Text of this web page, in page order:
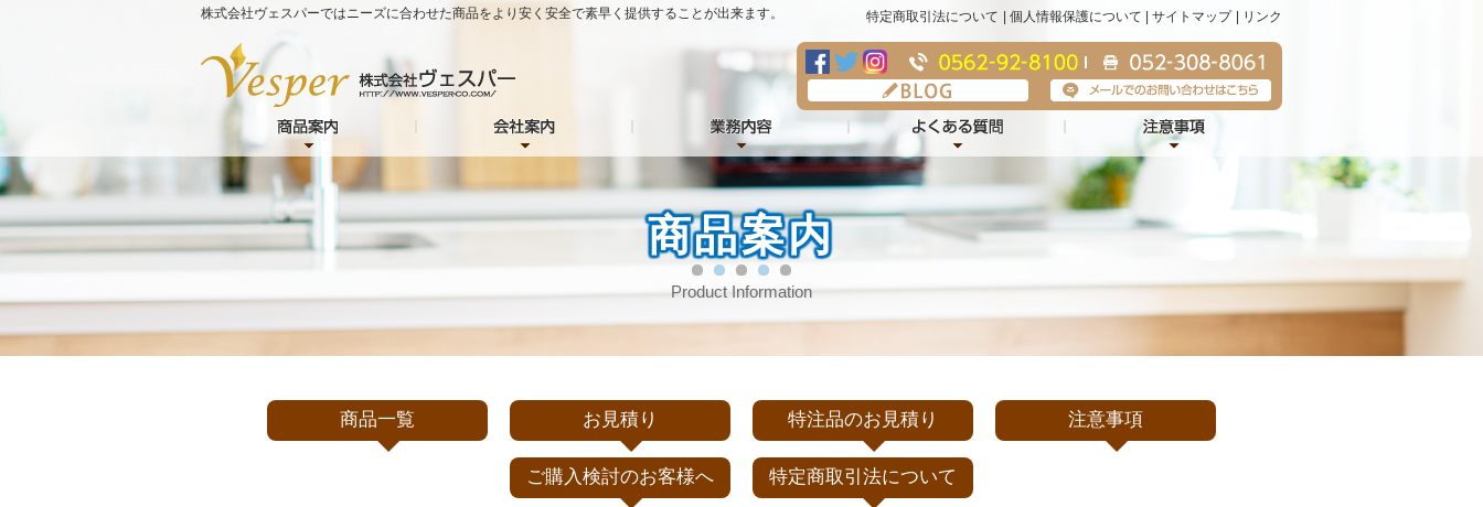
株式会社ヴェスパーではニーズに合わせた商品をより安く安全で素早く提供することが出来ます。 特定商取引法について 個人情報保護について サイトマップ リンク
商品案内
Product Information
商品一覧 お見積り 特注品のお見積り 注意事項
ご購入検討のお客様へ 特定商取引法について